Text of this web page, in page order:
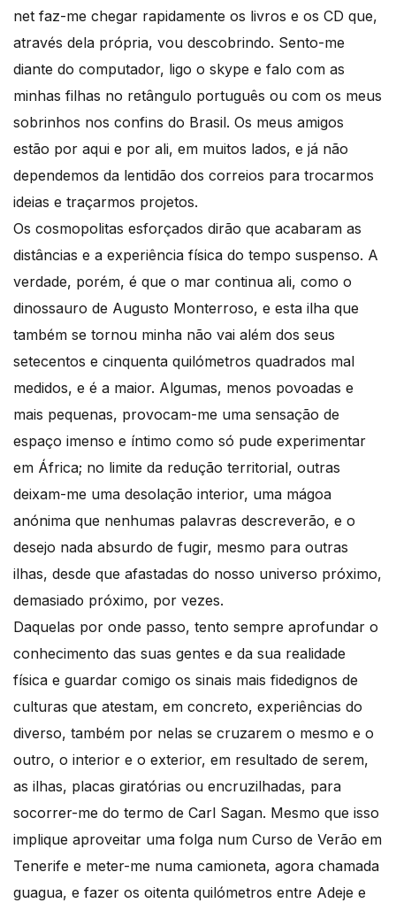
net faz-me chegar rapidamente os livros e os CD que,
através dela própria, vou descobrindo. Sento-me
diante do computador, ligo o skype e falo com as
minhas filhas no retângulo português ou com os meus
sobrinhos nos confins do Brasil. Os meus amigos
estão por aqui e por ali, em muitos lados, e já não
dependemos da lentidão dos correios para trocarmos
ideias e traçarmos projetos.
Os cosmopolitas esforçados dirão que acabaram as
distâncias e a experiência física do tempo suspenso. A
verdade, porém, é que o mar continua ali, como o
dinossauro de Augusto Monterroso, e esta ilha que
também se tornou minha não vai além dos seus
setecentos e cinquenta quilómetros quadrados mal
medidos, e é a maior. Algumas, menos povoadas e
mais pequenas, provocam-me uma sensação de
espaço imenso e íntimo como só pude experimentar
em África; no limite da redução territorial, outras
deixam-me uma desolação interior, uma mágoa
anónima que nenhumas palavras descreverão, e o
desejo nada absurdo de fugir, mesmo para outras
ilhas, desde que afastadas do nosso universo próximo,
demasiado próximo, por vezes.
Daquelas por onde passo, tento sempre aprofundar o
conhecimento das suas gentes e da sua realidade
física e guardar comigo os sinais mais fidedignos de
culturas que atestam, em concreto, experiências do
diverso, também por nelas se cruzarem o mesmo e o
outro, o interior e o exterior, em resultado de serem,
as ilhas, placas giratórias ou encruzilhadas, para
socorrer-me do termo de Carl Sagan. Mesmo que isso
implique aproveitar uma folga num Curso de Verão em
Tenerife e meter-me numa camioneta, agora chamada
guagua, e fazer os oitenta quilómetros entre Adeje e